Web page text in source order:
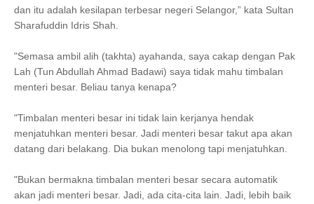
dan itu adalah kesilapan terbesar negeri Selangor,” kata Sultan
Sharafuddin Idris Shah.
"Semasa ambil alih (takhta) ayahanda, saya cakap dengan Pak
Lah (Tun Abdullah Ahmad Badawi) saya tidak mahu timbalan
menteri besar. Beliau tanya kenapa?
"Timbalan menteri besar ini tidak lain kerjanya hendak
menjatuhkan menteri besar. Jadi menteri besar takut apa akan
datang dari belakang. Dia bukan menolong tapi menjatuhkan.
"Bukan bermakna timbalan menteri besar secara automatik
akan jadi menteri besar. Jadi, ada cita-cita lain. Jadi, lebih baik